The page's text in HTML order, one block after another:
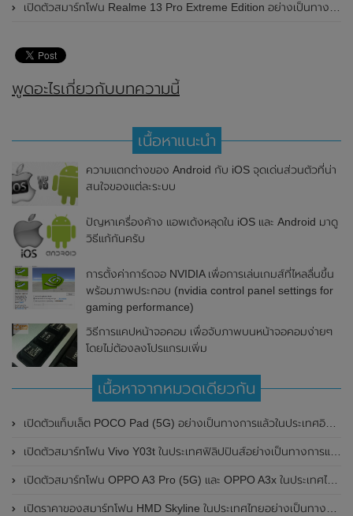
เปิดตัวสมาร์ทโฟน Realme 13 Pro Extreme Edition อย่างเป็นทางการแล้วในประเทศจีน
พูดอะไรเกี่ยวกับบทความนี้
เนื้อหาแนะนำ
ความแตกต่างของ Android กับ iOS จุดเด่นส่วนตัวที่น่า
สนใจของแต่ละระบบ
ปัญหาเครื่องค้าง แอพเด้งหลุดใน iOS และ Android มาดู
วิธีแก้กันครับ
การตั้งค่าการ์ดจอ NVIDIA เพื่อการเล่นเกมส์ที่ไหลลื่นขึ้น
พร้อมภาพประกอบ (nvidia control panel settings for
gaming performance)
วิธีการแคปหน้าจอคอม เพื่อจับภาพบนหน้าจอคอมง่ายๆ
โดยไม่ต้องลงโปรแกรมเพิ่ม
เนื้อหาจากหมวดเดียวกัน
เปิดตัวแท็บเล็ต POCO Pad (5G) อย่างเป็นทางการแล้วในประเทศอินเดีย มาพร้อมชิปเซ็ต Snapdragon 7s Gen 2 ของ Qualcomm และรองรับเครือข่าย 5G
เปิดตัวสมาร์ทโฟน Vivo Y03t ในประเทศฟิลิปปินส์อย่างเป็นทางการแล้ว มาพร้อมชิปเซ็ต Unisoc T612 , กล้องหลัง ความละเอียด 13MP , แบตเตอรี่ 5,000mAh และหน้าจอแสดงผล LCD / 90Hz
เปิดตัวสมาร์ทโฟน OPPO A3 Pro (5G) และ OPPO A3x ในประเทศไทยอย่างเป็นทางการแล้ว ในราคาเริ่มต้นเพียง 3,999 บาท
เปิดราคาของสมาร์ทโฟน HMD Skyline ในประเทศไทยอย่างเป็นทางการแล้ว ราคา 14,990 บาท